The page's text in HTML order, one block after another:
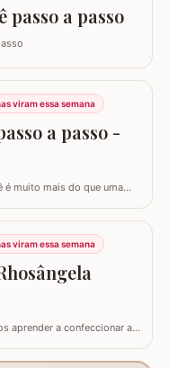
passo a passo
viram essa semana
a passo -
é muito mais do que uma
do feito à mão. Embora a
em 270°, a nossa
versátil: podemos criá-
viram essa semana
aprender a confeccionar a
trabalhos desta artesã